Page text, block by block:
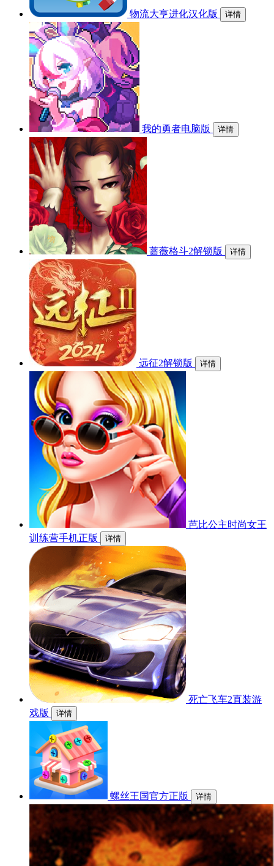
物流大亨进化汉化版 详情
我的勇者电脑版 详情
蔷薇格斗2解锁版 详情
远征2解锁版 详情
芭比公主时尚女王
训练营手机正版
详情
死亡飞车2直装游
戏版
详情
螺丝王国官方正版 详情